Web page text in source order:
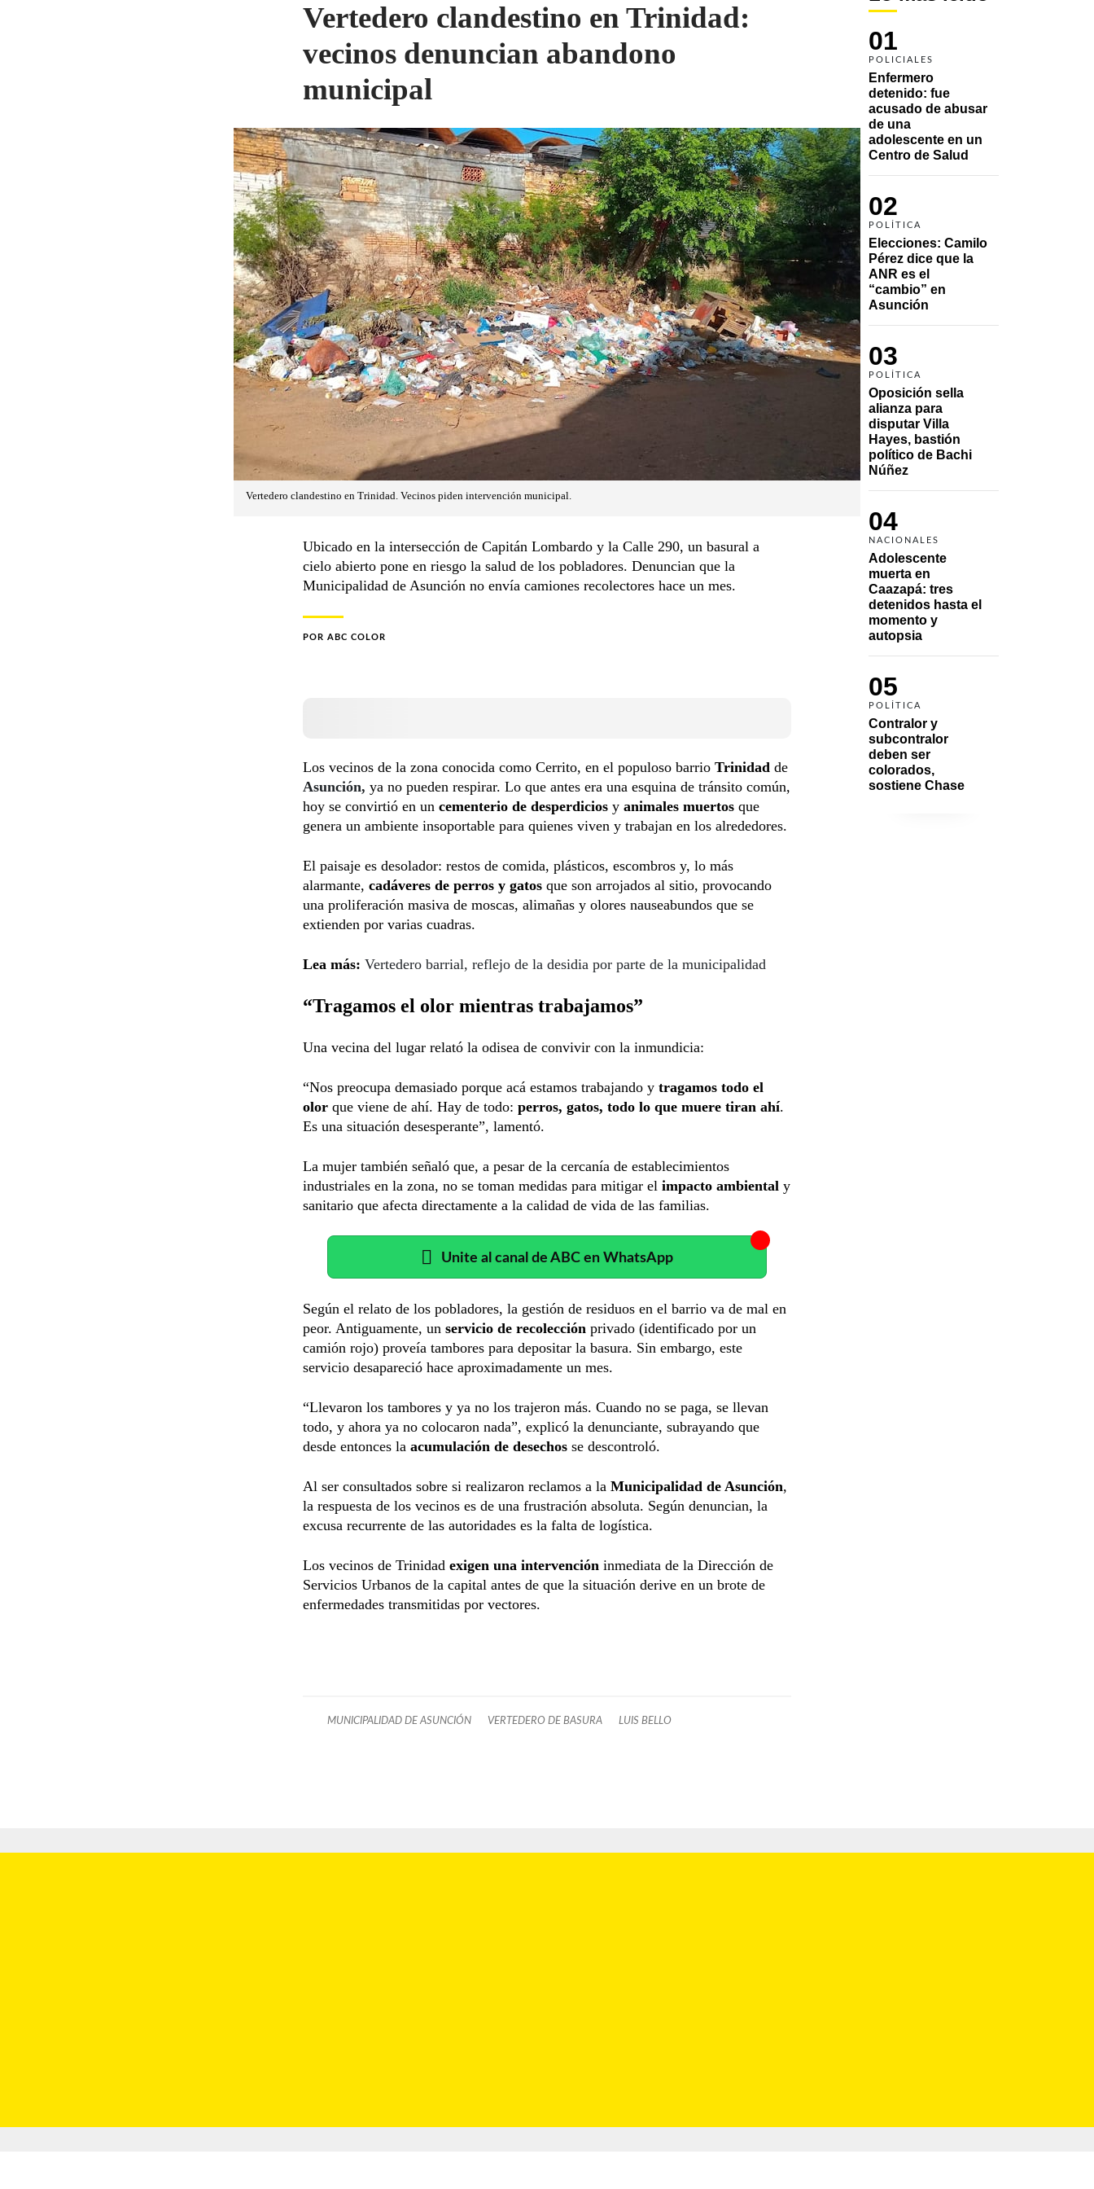
01
POLICIALES
Enfermero
detenido: fue
acusado de abusar
de una
adolescente en un
Centro de Salud
02
POLÍTICA
Elecciones: Camilo
Pérez dice que la
ANR es el
“cambio” en
Asunción
03
POLÍTICA
Oposición sella
alianza para
disputar Villa
Hayes, bastión
político de Bachi
Núñez
04
NACIONALES
Adolescente
muerta en
Caazapá: tres
detenidos hasta el
momento y
autopsia
05
POLÍTICA
Contralor y
subcontralor
deben ser
colorados,
sostiene Chase
Vertedero clandestino en Trinidad:
vecinos denuncian abandono
municipal
Vertedero clandestino en Trinidad. Vecinos piden intervención municipal.
Ubicado en la intersección de Capitán Lombardo y la Calle 290, un basural a
cielo abierto pone en riesgo la salud de los pobladores. Denuncian que la
Municipalidad de Asunción no envía camiones recolectores hace un mes.
POR ABC COLOR
Los vecinos de la zona conocida como Cerrito, en el populoso barrio Trinidad de
Asunción, ya no pueden respirar. Lo que antes era una esquina de tránsito común,
hoy se convirtió en un cementerio de desperdicios y animales muertos que
genera un ambiente insoportable para quienes viven y trabajan en los alrededores.
El paisaje es desolador: restos de comida, plásticos, escombros y, lo más
alarmante, cadáveres de perros y gatos que son arrojados al sitio, provocando
una proliferación masiva de moscas, alimañas y olores nauseabundos que se
extienden por varias cuadras.
Lea más: Vertedero barrial, reflejo de la desidia por parte de la municipalidad
“Tragamos el olor mientras trabajamos”
Una vecina del lugar relató la odisea de convivir con la inmundicia:
“Nos preocupa demasiado porque acá estamos trabajando y tragamos todo el
olor que viene de ahí. Hay de todo: perros, gatos, todo lo que muere tiran ahí.
Es una situación desesperante”, lamentó.
La mujer también señaló que, a pesar de la cercanía de establecimientos
industriales en la zona, no se toman medidas para mitigar el impacto ambiental y
sanitario que afecta directamente a la calidad de vida de las familias.
Unite al canal de ABC en WhatsApp
Según el relato de los pobladores, la gestión de residuos en el barrio va de mal en
peor. Antiguamente, un servicio de recolección privado (identificado por un
camión rojo) proveía tambores para depositar la basura. Sin embargo, este
servicio desapareció hace aproximadamente un mes.
“Llevaron los tambores y ya no los trajeron más. Cuando no se paga, se llevan
todo, y ahora ya no colocaron nada”, explicó la denunciante, subrayando que
desde entonces la acumulación de desechos se descontroló.
Al ser consultados sobre si realizaron reclamos a la Municipalidad de Asunción,
la respuesta de los vecinos es de una frustración absoluta. Según denuncian, la
excusa recurrente de las autoridades es la falta de logística.
Los vecinos de Trinidad exigen una intervención inmediata de la Dirección de
Servicios Urbanos de la capital antes de que la situación derive en un brote de
enfermedades transmitidas por vectores.
MUNICIPALIDAD DE ASUNCIÓN VERTEDERO DE BASURA LUIS BELLO